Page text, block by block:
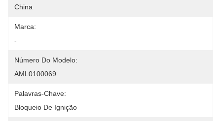
China
Marca:
-
Número Do Modelo:
AML0100069
Palavras-Chave:
Bloqueio De Ignição